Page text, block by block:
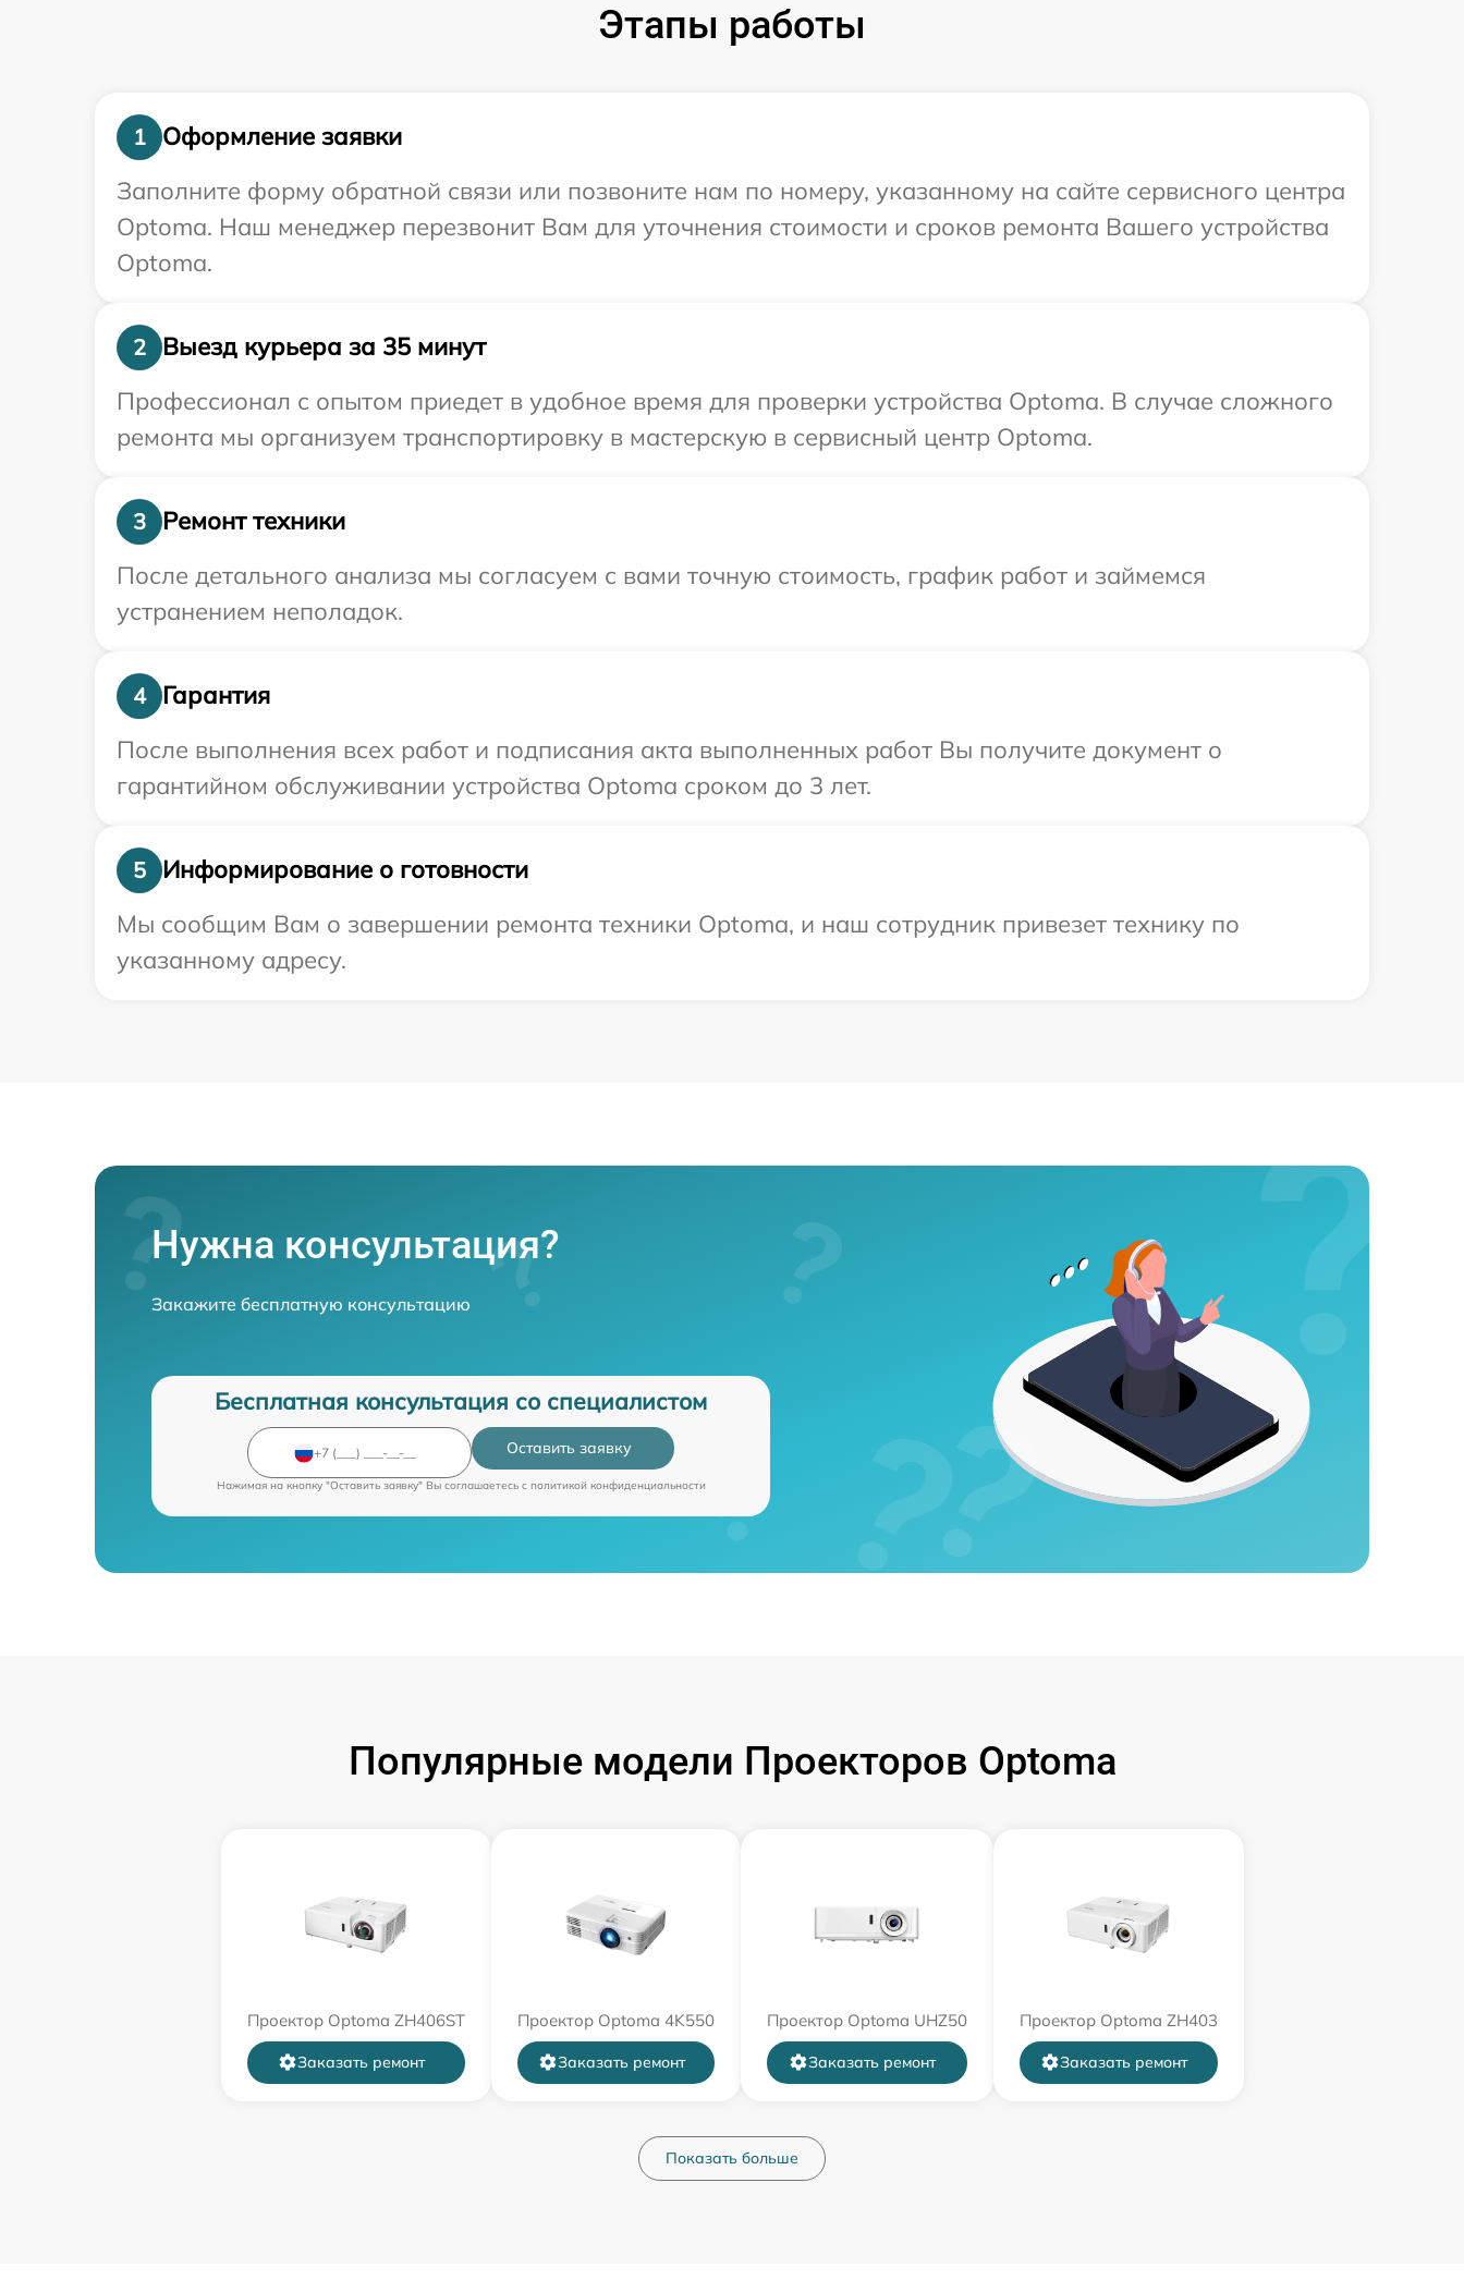
Этапы работы
1
Оформление заявки
Заполните форму обратной связи или позвоните нам по номеру, указанному на сайте сервисного центра
Optoma. Наш менеджер перезвонит Вам для уточнения стоимости и сроков ремонта Вашего устройства
Optoma.
2
Выезд курьера за 35 минут
Профессионал с опытом приедет в удобное время для проверки устройства Optoma. В случае сложного
ремонта мы организуем транспортировку в мастерскую в сервисный центр Optoma.
3
Ремонт техники
После детального анализа мы согласуем с вами точную стоимость, график работ и займемся
устранением неполадок.
4
Гарантия
После выполнения всех работ и подписания акта выполненных работ Вы получите документ о
гарантийном обслуживании устройства Optoma сроком до 3 лет.
5
Информирование о готовности
Мы сообщим Вам о завершении ремонта техники Optoma, и наш сотрудник привезет технику по
указанному адресу.
Нужна консультация?
Закажите бесплатную консультацию
Бесплатная консультация со специалистом
Оставить заявку
Нажимая на кнопку "Оставить заявку" Вы соглашаетесь c политикой конфиденциальности
Популярные модели Проекторов Optoma
Проектор Optoma ZH406ST
Заказать ремонт
Проектор Optoma 4K550
Заказать ремонт
Проектор Optoma UHZ50
Заказать ремонт
Проектор Optoma ZH403
Заказать ремонт
Показать больше